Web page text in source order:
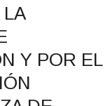
Y POR EL